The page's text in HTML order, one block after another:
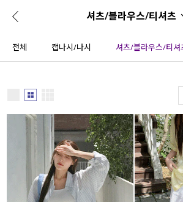
로그인 1초 회원가입
CATEGORY
인플루언서 pick!
ALL
익스클루
셔츠/블라우스/티셔츠
전체 캡나시/나시 셔츠/블라우스/티셔